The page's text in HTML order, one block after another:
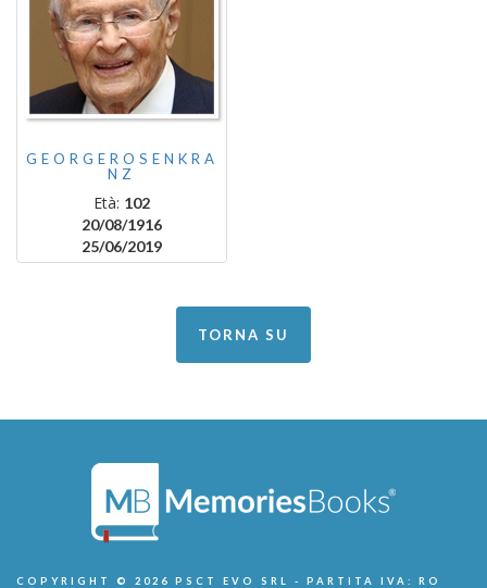
GEORGEROSENKRA
NZ
Età: 102
20/08/1916
25/06/2019
TORNA SU
COPYRIGHT © 2026 PSCT EVO SRL - PARTITA IVA: RO